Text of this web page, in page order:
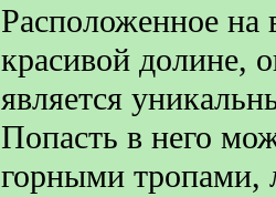
Расположенное на
красивой долине,
является
Попасть в него
горными тропами,